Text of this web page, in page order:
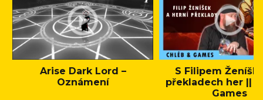
Arise Dark Lord –
Oznámení
S Filipem
překladech her ||
Games